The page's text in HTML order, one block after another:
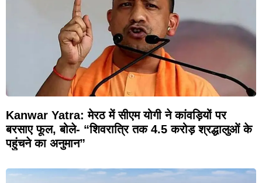
Kanwar Yatra: मेरठ में सीएम योगी ने कांवड़ियों पर
बरसाए फूल, बोले- “शिवरात्रि तक 4.5 करोड़ श्रद्धालुओं के
पहुंचने का अनुमान”